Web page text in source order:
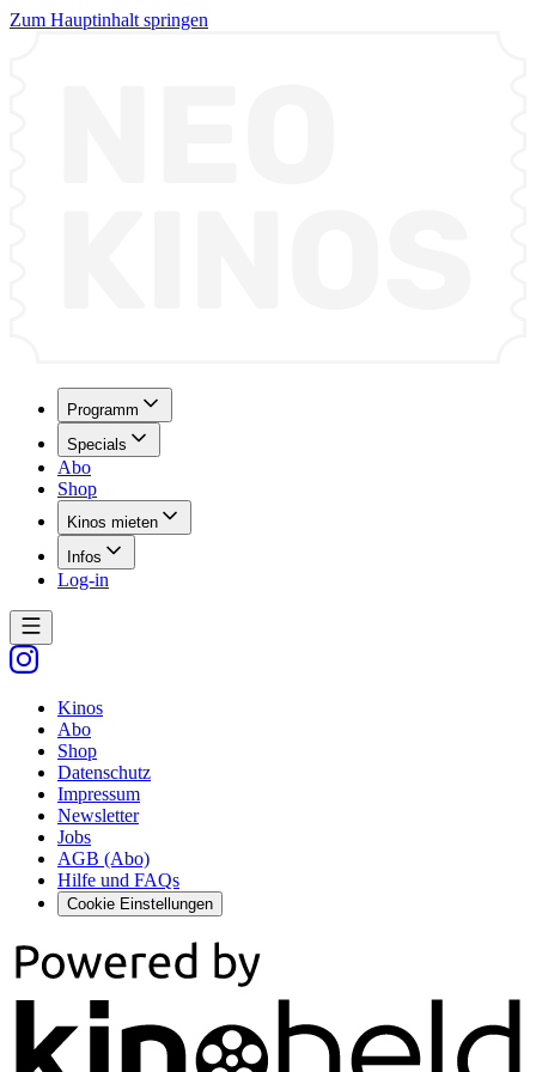
Zum Hauptinhalt springen
Programm
Specials
Abo
Shop
Kinos mieten
Infos
Log-in
Kinos
Abo
Shop
Datenschutz
Impressum
Newsletter
Jobs
AGB (Abo)
Hilfe und FAQs
Cookie Einstellungen